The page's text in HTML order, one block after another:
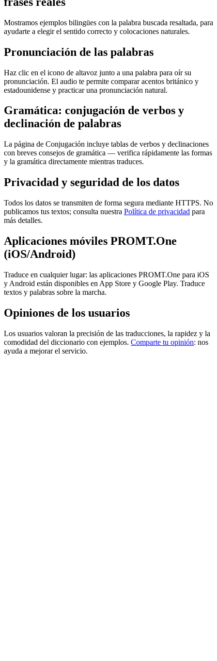
Mostramos ejemplos bilingües con la palabra buscada resaltada, para
ayudarte a elegir el sentido correcto y colocaciones naturales.
Pronunciación de las palabras
Haz clic en el icono de altavoz junto a una palabra para oír su
pronunciación. El audio te permite comparar acentos británico y
estadounidense y practicar una pronunciación natural.
Gramática: conjugación de verbos y
declinación de palabras
La página de Conjugación incluye tablas de verbos y declinaciones
con breves consejos de gramática — verifica rápidamente las formas
y la gramática directamente mientras traduces.
Privacidad y seguridad de los datos
Todos los datos se transmiten de forma segura mediante HTTPS. No
publicamos tus textos; consulta nuestra Política de privacidad para
más detalles.
Aplicaciones móviles PROMT.One
(iOS/Android)
Traduce en cualquier lugar: las aplicaciones PROMT.One para iOS
y Android están disponibles en App Store y Google Play. Traduce
textos y palabras sobre la marcha.
Opiniones de los usuarios
Los usuarios valoran la precisión de las traducciones, la rapidez y la
comodidad del diccionario con ejemplos. Comparte tu opinión: nos
ayuda a mejorar el servicio.